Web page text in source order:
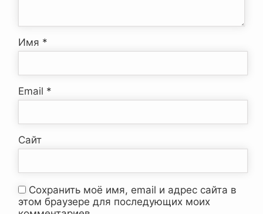
Имя *
Email *
Сайт
Сохранить моё имя, email и адрес сайта в
этом браузере для последующих моих